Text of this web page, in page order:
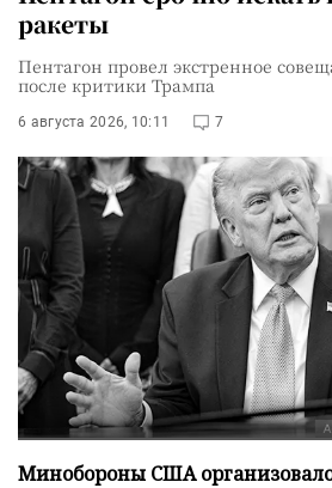
ракеты
Пентагон провел экстренное
после критики Трампа
6 августа 2026, 10:11 7
Минобороны США